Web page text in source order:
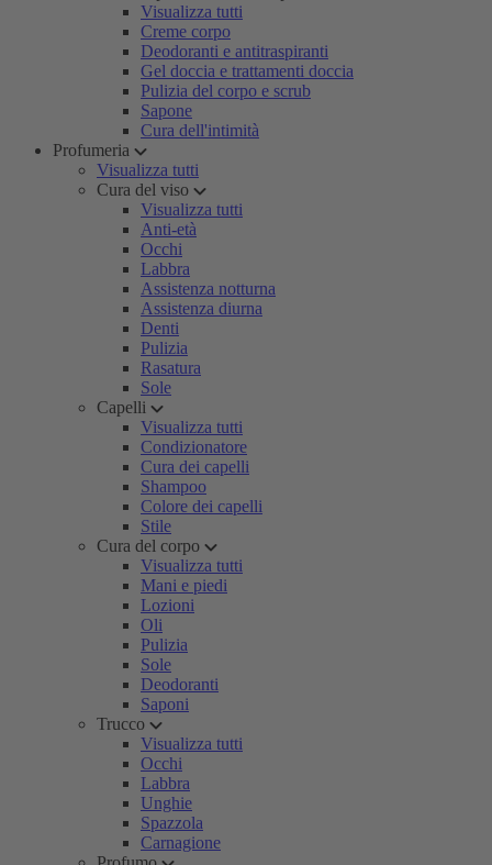
Visualizza tutti
Creme corpo
Deodoranti e antitraspiranti
Gel doccia e trattamenti doccia
Pulizia del corpo e scrub
Sapone
Cura dell'intimità
Profumeria
Visualizza tutti
Cura del viso
Visualizza tutti
Anti-età
Occhi
Labbra
Assistenza notturna
Assistenza diurna
Denti
Pulizia
Rasatura
Sole
Capelli
Visualizza tutti
Condizionatore
Cura dei capelli
Shampoo
Colore dei capelli
Stile
Cura del corpo
Visualizza tutti
Mani e piedi
Lozioni
Oli
Pulizia
Sole
Deodoranti
Saponi
Trucco
Visualizza tutti
Occhi
Labbra
Unghie
Spazzola
Carnagione